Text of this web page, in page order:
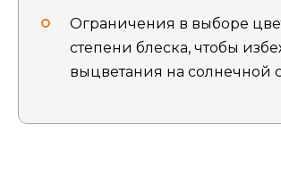
Ограничения в выборе
степени блеска, чтобы
выцветания на солнечной